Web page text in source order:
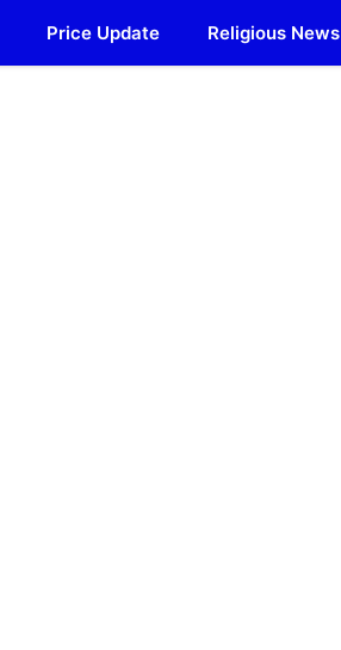
Price Update Religious News